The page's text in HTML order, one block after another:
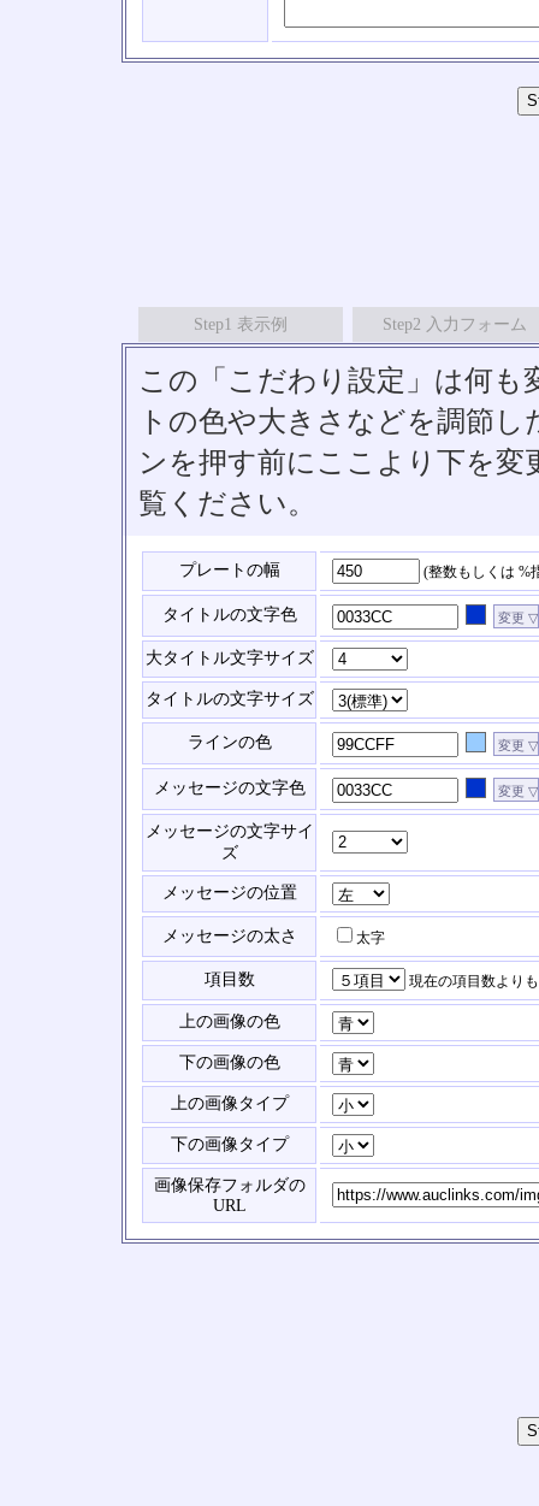
Step1 表示例 Step2 入力フォーム
この「こだわり設定」は何
トの色や大きさなどを調節
ンを押す前にここより下を
覧ください。
プレートの幅 (整数もしくは %
タイトルの文字色
大タイトル文字サイズ
タイトルの文字サイズ
ラインの色
メッセージの文字色
メッセージの文字サイ
ズ
メッセージの位置
メッセージの太さ 太字
項目数 現在の項目数より
上の画像の色
下の画像の色
上の画像タイプ
下の画像タイプ
画像保存フォルダの
URL